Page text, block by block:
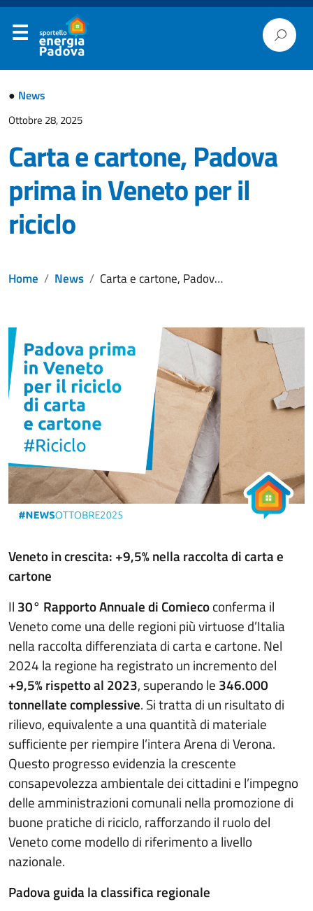
● News
Ottobre 28, 2025
Carta e cartone, Padova
prima in Veneto per il
riciclo
Home News Carta e cartone, Padova prima in Veneto per il riciclo
Veneto in crescita: +9,5% nella raccolta di carta e
cartone
Il 30° Rapporto Annuale di Comiecoconferma il
Veneto come una delle regioni più virtuose d’Italia
nella raccolta differenziata di carta e cartone. Nel
2024 la regione ha registrato un incremento del
+9,5% rispetto al 2023, superando le 346.000
tonnellate complessive. Si tratta di un risultato di
rilievo, equivalente a una quantità di materiale
sufficiente per riempire l’intera Arena di Verona.
Questo progresso evidenzia la crescente
consapevolezza ambientale dei cittadini e l’impegno
delle amministrazioni comunali nella promozione di
buone pratiche di riciclo, rafforzando il ruolo del
Veneto come modello di riferimento a livello
nazionale.
Padova guida la classifica regionale